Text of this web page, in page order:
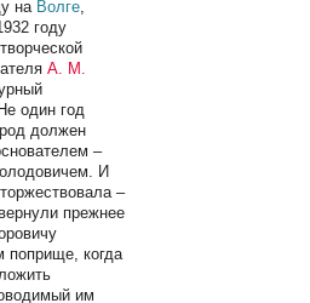
на Волге,
году
А. М.
один год
должен
–
И
–
прежнее
поприще, когда
им